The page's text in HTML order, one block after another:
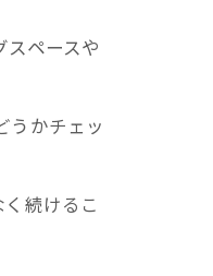
ペースや
うかチェッ
続けるこ